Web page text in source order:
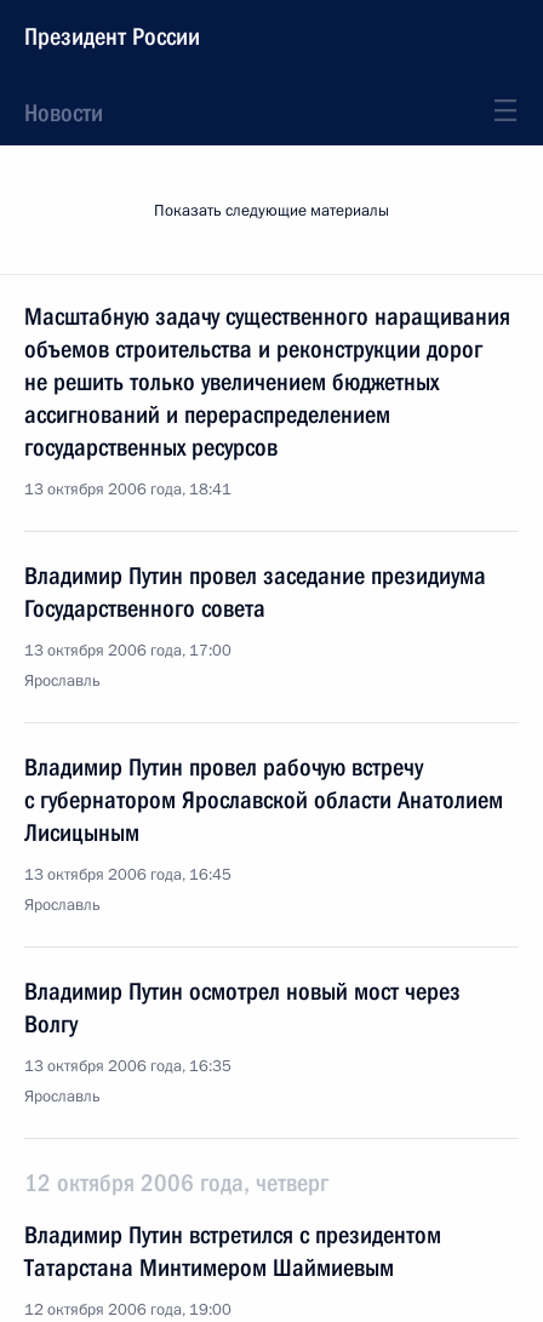
Президент России
Новости
Показать следующие материалы
Масштабную задачу существенного наращивания
объемов строительства и реконструкции дорог
не решить только увеличением бюджетных
ассигнований и перераспределением
государственных ресурсов
13 октября 2006 года, 18:41
Владимир Путин провел заседание президиума
Государственного совета
13 октября 2006 года, 17:00
Ярославль
Владимир Путин провел рабочую встречу
с губернатором Ярославской области Анатолием
Лисицыным
13 октября 2006 года, 16:45
Ярославль
Владимир Путин осмотрел новый мост через
Волгу
13 октября 2006 года, 16:35
Ярославль
12 октября 2006 года, четверг
Владимир Путин встретился с президентом
Татарстана Минтимером Шаймиевым
12 октября 2006 года, 19:00